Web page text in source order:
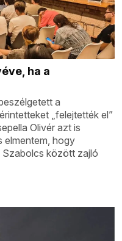
ha a
a
„felejtették el”
Olivér azt is
elmentem, hogy
Szabolcs között zajló